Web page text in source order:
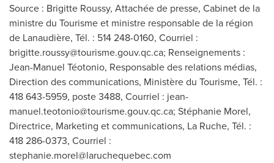
Source : Brigitte Roussy, Attachée de presse, Cabinet de la
ministre du Tourisme et ministre responsable de la région
de Lanaudière, Tél. : 514 248-0160, Courriel :
brigitte.roussy@tourisme.gouv.qc.ca; Renseignements :
Jean-Manuel Téotonio, Responsable des relations médias,
Direction des communications, Ministère du Tourisme, Tél. :
418 643-5959, poste 3488, Courriel : jean-
manuel.teotonio@tourisme.gouv.qc.ca; Stéphanie Morel,
Directrice, Marketing et communications, La Ruche, Tél. :
418 286-0373, Courriel :
stephanie.morel@laruchequebec.com